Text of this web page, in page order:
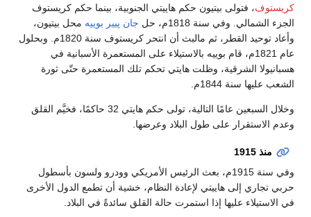
كريستوف، فتولى بيتيون حكم هاييتي الجنوبية، بينما حكم كريستوف
الجزء الشمالي. وفي سنة 1818م، حل
جان پيير بوييه محل بيتيون،
وأعاد توحيد القطر، ثم مالبث أن انتحر كريستوف سنة 1820م. وبحلول
عام 1821م، قام بوييه بالاستيلاء على المستعمرة الأسبانية في
هسبانيولا الشرقية، وظلت هايتي تحكم تلك المستعمرة حتّى ثورة
الشعب عليها سنة 1844م.
وخلال السبعين عامًا التالية، تولى حكم هايتي 32 حاكمًا، فخيَّم القلق
وعدم الاستقرار على طول البلاد وعرضها.
منذ 1915
وفي سنة 1915م، بعث الرئيس الأمريكي وودرو ولسون بأسطول
حربي تجاري إلى هاييتي لإعادة النظام، خشية أن تطمع الدول الأخرى
في الاستيلاء عليها إذا استمرت حالة القلق سائدةً في البلاد.